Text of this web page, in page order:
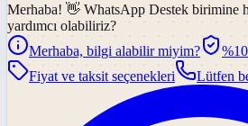
Merhaba! 👋 WhatsApp Destek birimine
yardımcı olabiliriz?
Merhaba, bilgi alabilir miyim?
Fiyat ve taksit seçenekleri
Lütfen